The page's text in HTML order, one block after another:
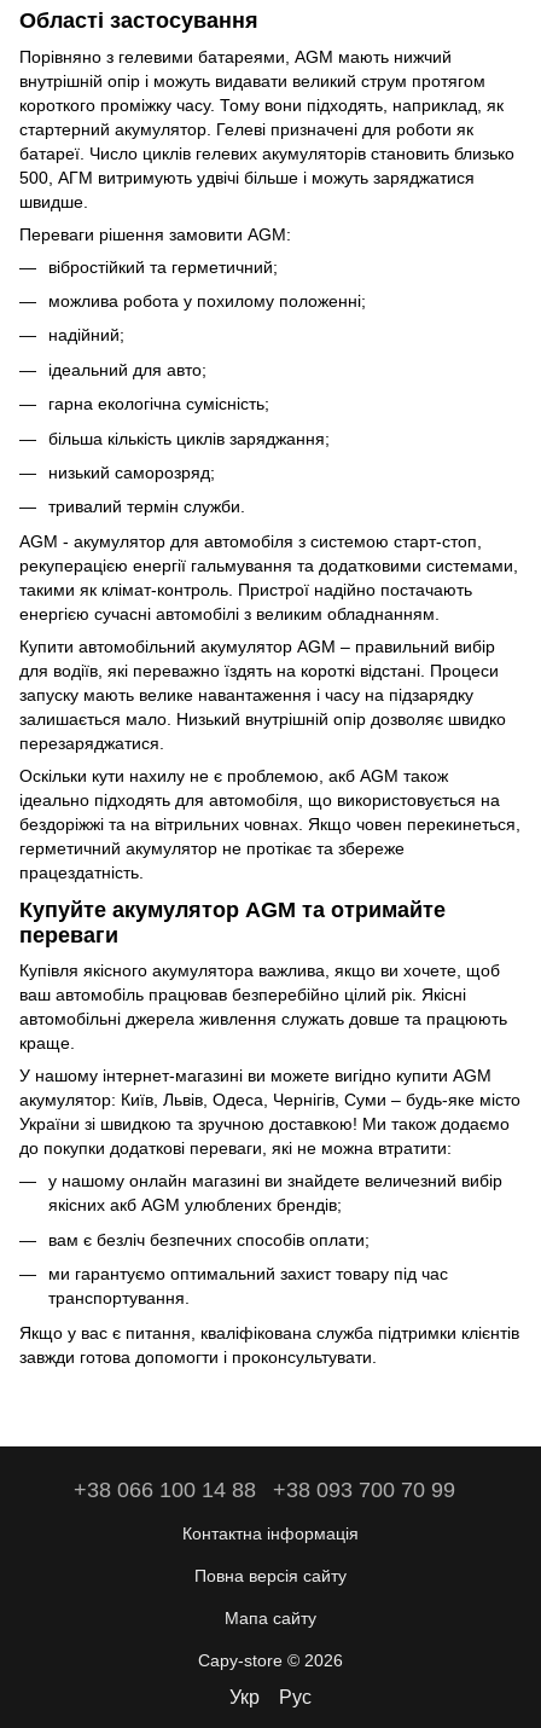
Області застосування
Порівняно з гелевими батареями, AGM мають нижчий
внутрішній опір і можуть видавати великий струм протягом
короткого проміжку часу. Тому вони підходять, наприклад, як
стартерний акумулятор. Гелеві призначені для роботи як
батареї. Число циклів гелевих акумуляторів становить близько
500, АГМ витримують удвічі більше і можуть заряджатися
швидше.
Переваги рішення замовити AGM:
вібростійкий та герметичний;
можлива робота у похилому положенні;
надійний;
ідеальний для авто;
гарна екологічна сумісність;
більша кількість циклів заряджання;
низький саморозряд;
тривалий термін служби.
AGM - акумулятор для автомобіля з системою старт-стоп,
рекуперацією енергії гальмування та додатковими системами,
такими як клімат-контроль. Пристрої надійно постачають
енергією сучасні автомобілі з великим обладнанням.
Купити автомобільний акумулятор AGM – правильний вибір
для водіїв, які переважно їздять на короткі відстані. Процеси
запуску мають велике навантаження і часу на підзарядку
залишається мало. Низький внутрішній опір дозволяє швидко
перезаряджатися.
Оскільки кути нахилу не є проблемою, акб AGM також
ідеально підходять для автомобіля, що використовується на
бездоріжжі та на вітрильних човнах. Якщо човен перекинеться,
герметичний акумулятор не протікає та збереже
працездатність.
Купуйте акумулятор AGM та отримайте
переваги
Купівля якісного акумулятора важлива, якщо ви хочете, щоб
ваш автомобіль працював безперебійно цілий рік. Якісні
автомобільні джерела живлення служать довше та працюють
краще.
У нашому інтернет-магазині ви можете вигідно купити AGM
акумулятор: Київ, Львів, Одеса, Чернігів, Суми – будь-яке місто
України зі швидкою та зручною доставкою! Ми також додаємо
до покупки додаткові переваги, які не можна втратити:
у нашому онлайн магазині ви знайдете величезний вибір
якісних акб AGM улюблених брендів;
вам є безліч безпечних способів оплати;
ми гарантуємо оптимальний захист товару під час
транспортування.
Якщо у вас є питання, кваліфікована служба підтримки клієнтів
завжди готова допомогти і проконсультувати.
+38 066 100 14 88 +38 093 700 70 99
Контактна інформація
Повна версія сайту
Мапа сайту
Capy-store © 2026
Укр Рус